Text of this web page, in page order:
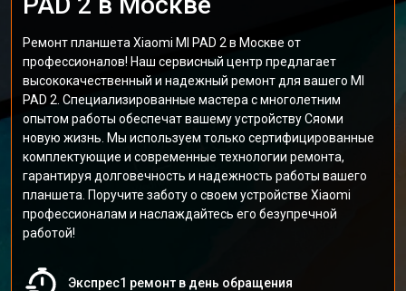
Ремонт планшета Xiaomi MI PAD 2 в Москве от
профессионалов! Наш сервисный центр предлагает
высококачественный и надежный ремонт для вашего MI
PAD 2. Специализированные мастера с многолетним
опытом работы обеспечат вашему устройству Сяоми
новую жизнь. Мы используем только сертифицированные
комплектующие и современные технологии ремонта,
гарантируя долговечность и надежность работы вашего
планшета. Поручите заботу о своем устройстве Xiaomi
профессионалам и наслаждайтесь его безупречной
работой!
Экспрес1 ремонт в день обращения